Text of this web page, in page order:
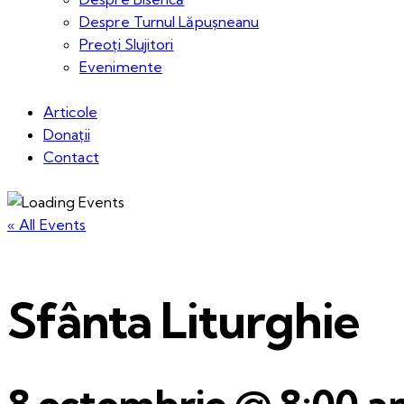
Despre Turnul Lăpușneanu
Preoți Slujitori
Evenimente
Articole
Donații
Contact
« All Events
Sfânta Liturghie